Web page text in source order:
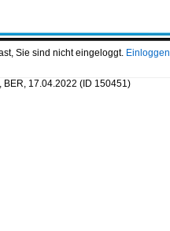
Sie sind nicht eingeloggt. Einloggen
BER, 17.04.2022 (ID 150451)